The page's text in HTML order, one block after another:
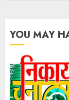
YOU MAY